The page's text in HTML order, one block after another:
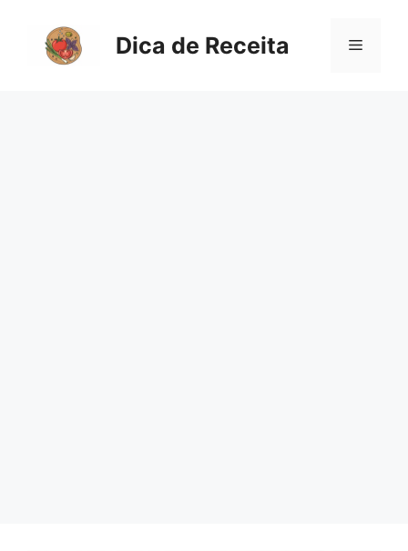
Dica de Receita Menu